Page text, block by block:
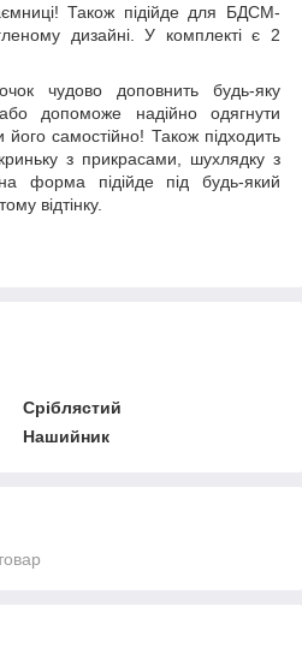
Також підійде для БДСМ-
дизайні. У комплекті є 2
чудово доповнить будь-яку
допоможе надійно одягнути
самостійно! Також підходить
з прикрасами, шухлядку з
форма підійде під будь-який
відтінку.
Сріблястий
Нашийник